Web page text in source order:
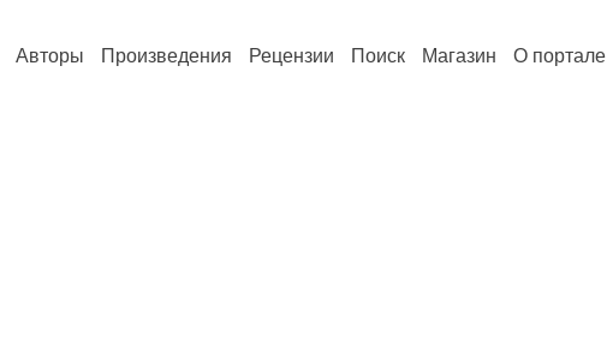
Авторы Произведения Рецензии Поиск Магазин О портале